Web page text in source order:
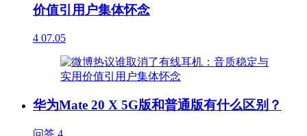
价值引用户集体怀念
4 07.05
华为Mate 20 X 5G版和普通版有什么区别？
问答 4